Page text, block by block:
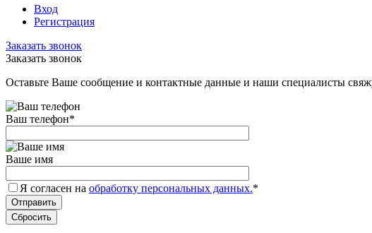
Вход
Регистрация
Заказать звонок
Заказать звонок
Оставьте Ваше сообщение и контактные данные и наши специалисты
Ваш телефон*
Ваше имя
Я согласен на обработку персональных данных.*